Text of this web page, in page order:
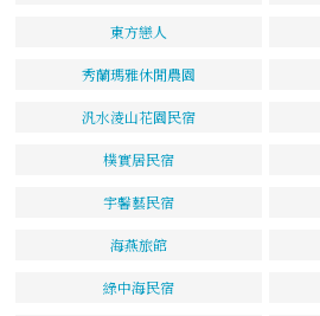
東方戀人
秀蘭瑪雅休閒農園
汎水淩山花園民宿
樸實居民宿
宇馨藝民宿
海燕旅館
綠中海民宿